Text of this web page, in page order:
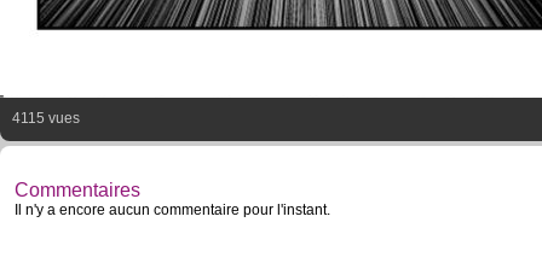
4115 vues
Commentaires
Il n'y a encore aucun commentaire pour l'instant.